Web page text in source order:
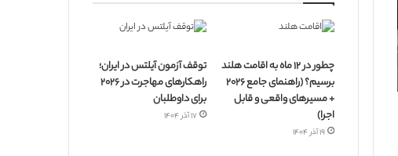
چطور در ۱۲ ماه به اقامت هلند
برسیم؟ (راهنمای جامع ۲۰۲۶
+ مسیرهای واقعی و قابل
اجرا)
۱۹ آذر ۱۴۰۴
توقف آزمون آیلتس در ایران؛
راهکارهای مهاجرت در ۲۰۲۶
برای داوطلبان
۱۷ آذر ۱۴۰۴